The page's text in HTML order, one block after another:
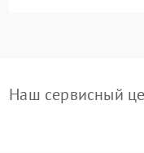
Наш сервисный